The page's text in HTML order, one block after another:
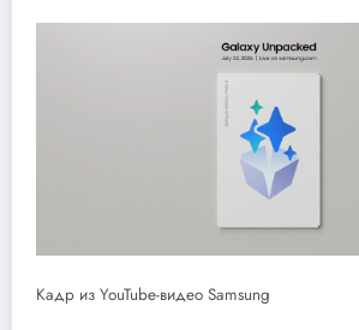
Кадр из YouTube-видео Samsung